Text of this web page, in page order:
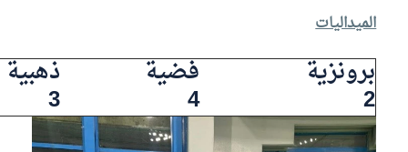
الميداليات
برونزية فضية ذهبية
2
4
3